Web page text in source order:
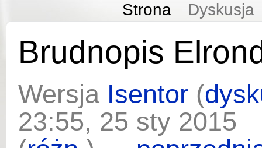
Strona Dyskusja
Brudnopis
Wersja Isentor (
23:55, 25 sty 2015